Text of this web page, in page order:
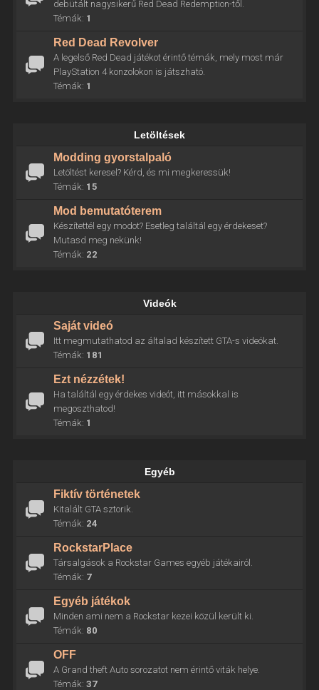
debütált nagysikerű Red Dead Redemption-től.
Témák: 1
Red Dead Revolver
A legelső Red Dead játékot érintő témák, mely most már
PlayStation 4 konzolokon is játszható.
Témák: 1
Letöltések
Modding gyorstalpaló
Letöltést keresel? Kérd, és mi megkeressük!
Témák: 15
Mod bemutatóterem
Készítettél egy modot? Esetleg találtál egy érdekeset?
Mutasd meg nekünk!
Témák: 22
Videók
Saját videó
Itt megmutathatod az általad készített GTA-s videókat.
Témák: 181
Ezt nézzétek!
Ha találtál egy érdekes videót, itt másokkal is
megoszthatod!
Témák: 1
Egyéb
Fiktív történetek
Kitalált GTA sztorik.
Témák: 24
RockstarPlace
Társalgások a Rockstar Games egyéb játékairól.
Témák: 7
Egyéb játékok
Minden ami nem a Rockstar kezei közül került ki.
Témák: 80
OFF
A Grand theft Auto sorozatot nem érintő viták helye.
Témák: 37